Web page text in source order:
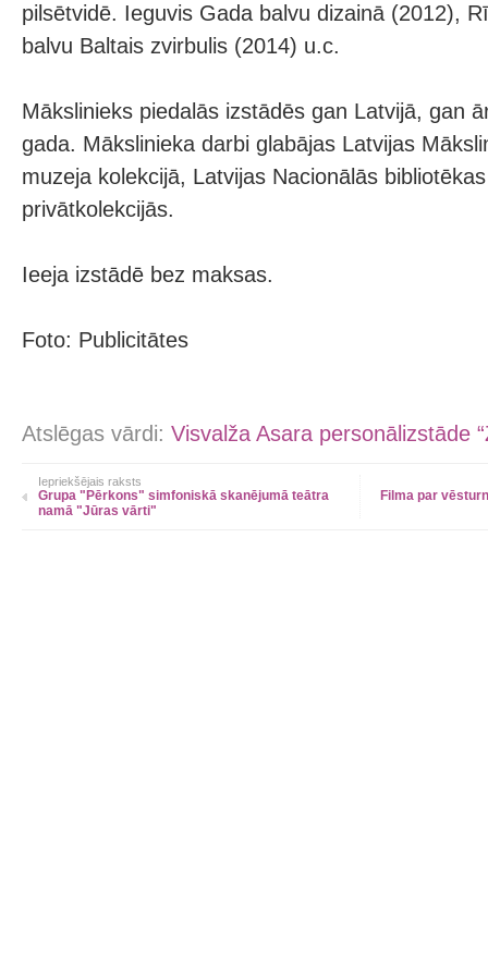
pilsētvidē. Ieguvis Gada balvu dizainā (2012),
balvu Baltais zvirbulis (2014) u.c.
Mākslinieks piedalās izstādēs gan Latvijā, gan
gada. Mākslinieka darbi glabājas Latvijas
muzeja kolekcijā, Latvijas Nacionālās
privātkolekcijās.
Ieeja izstādē bez maksas.
Foto: Publicitātes
Atslēgas vārdi: Visvalža Asara personālizstāde
Iepriekšējais raksts
Grupa "Pērkons" simfoniskā skanējumā teātra
namā "Jūras vārti"
Filma par